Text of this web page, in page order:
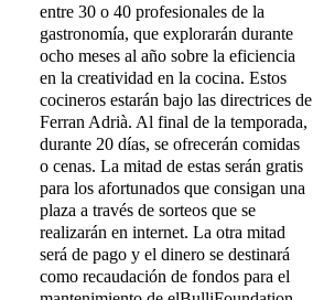
entre 30 o 40 profesionales de la
gastronomía, que explorarán durante
ocho meses al año sobre la eficiencia
en la creatividad en la cocina. Estos
cocineros estarán bajo las directrices de
Ferran Adrià. Al final de la temporada,
durante 20 días, se ofrecerán comidas
o cenas. La mitad de estas serán gratis
para los afortunados que consigan una
plaza a través de sorteos que se
realizarán en internet. La otra mitad
será de pago y el dinero se destinará
como recaudación de fondos para el